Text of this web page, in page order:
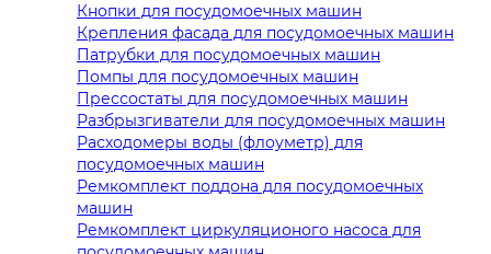
Кнопки для посудомоечных машин
Крепления фасада для посудомоечных машин
Патрубки для посудомоечных машин
Помпы для посудомоечных машин
Прессостаты для посудомоечных машин
Разбрызгиватели для посудомоечных машин
Расходомеры воды (флоуметр) для
посудомоечных машин
Ремкомплект поддона для посудомоечных
машин
Ремкомплект циркуляционого насоса для